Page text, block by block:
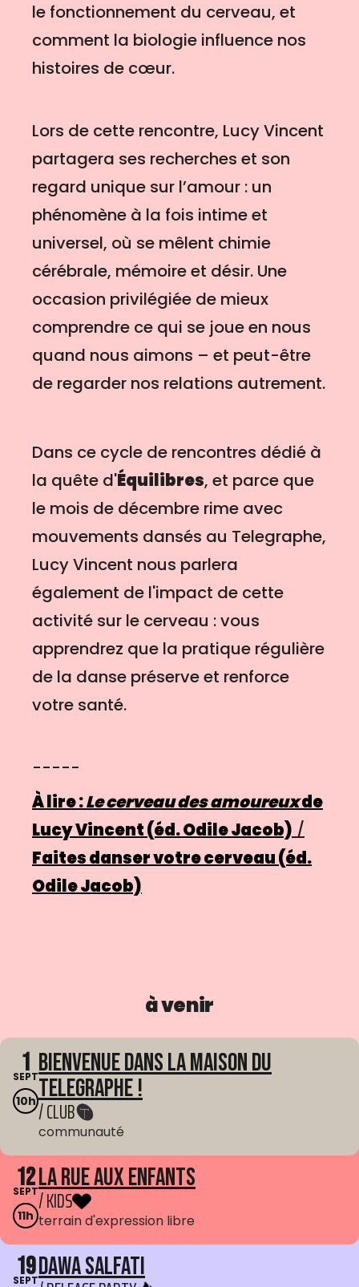
le fonctionnement du cerveau, et
comment la biologie influence nos
histoires de cœur.
Lors de cette rencontre, Lucy Vincent
partagera ses recherches et son
regard unique sur l’amour : un
phénomène à la fois intime et
universel, où se mêlent chimie
cérébrale, mémoire et désir. Une
occasion privilégiée de mieux
comprendre ce qui se joue en nous
quand nous aimons – et peut-être
de regarder nos relations autrement.
Dans ce cycle de rencontres dédié à
la quête d'Équilibres, et parce que
le mois de décembre rime avec
mouvements dansés au Telegraphe,
Lucy Vincent nous parlera
également de l'impact de cette
activité sur le cerveau : vous
apprendrez que la pratique régulière
de la danse préserve et renforce
votre santé.
-----
À lire :Le cerveau des amoureuxde
Lucy Vincent (éd. Odile Jacob) /
Faites danser votre cerveau (éd.
Odile Jacob)
à venir
1
SEPT
10h
Bienvenue dans La Maison du
Telegraphe !
/ CLUB
communauté
12
SEPT
11h
La Rue aux enfants
/ KIDS
terrain d'expression libre
19
SEPTDawa Salfati